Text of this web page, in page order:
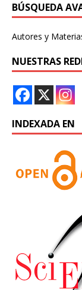
BÚSQUEDA
Autores y
NUESTRAS
INDEXADA EN